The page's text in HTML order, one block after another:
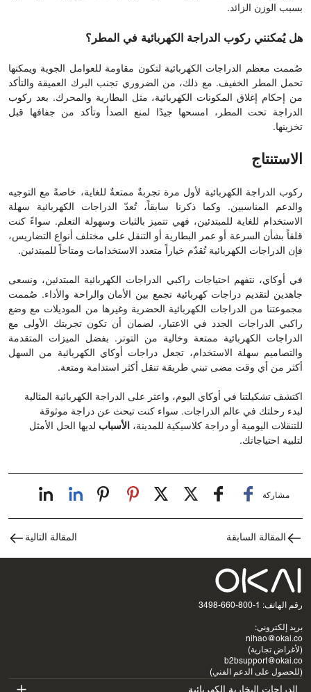
بسبب الوزن الزائد.
هل يُمكنني ركوب الدراجة الكهربائية في المطر؟
صُممت معظم الدراجات الكهربائية لتكون مقاومة للعوامل الجوية ويمكنها
تحمل المطر الخفيف. مع ذلك، من الضروري تجنب البرك العميقة والتأكد
من إحكام إغلاق المكونات الكهربائية، مثل البطارية والمحرك. بعد ركوب
الدراجة تحت المطر، امسحها جيدًا لمنع الصدأ وتأكد من جفافها قبل
تخزينها.
الاستنتاج
ركوب الدراجة الكهربائية لأول مرة تجربةٌ ممتعةٌ للغاية، خاصةً مع التوجيه
والدعم المناسبين. وكما ذكرنا سابقاً، تُعدّ الدراجات الكهربائية سهلة
الاستخدام للغاية للمبتدئين، فهي تتميز بالثبات وسهولة التعلم. سواءً كنت
قلقاً بشأن السرعة أو عمر البطارية أو التنقل على مختلف أنواع التضاريس،
فإن الدراجات الكهربائية تُقدّم خياراً متعدد الاستخدامات ومتاحاً للمبتدئين.
في أوكاي، نتفهم احتياجات راكبي الدراجات الكهربائية المبتدئين، ونسعى
جاهدين لتقديم دراجات كهربائية تجمع بين الأمان والراحة والأداء. صُممت
مجموعتنا من الدراجات الكهربائية الحضرية وغيرها من الموديلات مع وضع
راكبي الدراجات الجدد في الاعتبار، لضمان أن تكون تجربتك الأولى مع
الدراجات الكهربائية ممتعة وخالية من التوتر. بفضل الميزات المتقدمة
والتصاميم سهلة الاستخدام، تجعل دراجات أوكاي الكهربائية من السهل
أكثر من أي وقت مضى تبني طريقة تنقل أكثر استدامة ومتعة.
اكتشف تشكيلتنا في أوكاي اليوم، واعثر على الدراجة الكهربائية المثالية
لبدء رحلتك في عالم الدراجات. سواء كنت تبحث عن دراجة موثوقة
للتنقلات اليومية أو دراجة كلاسيكية للمدينة،
الأسباب لديها الحل الأمثل
لتلبية احتياجاتك.
مشاركة
المقالة السابقة المقالة التالية
رقم الهاتف: 1-800-660-3498
بريد إلكتروني:
nihao@okai.co
(لأغراض تجارية)
b2bsupport@okai.co
(للحصول على الدعم الفني)